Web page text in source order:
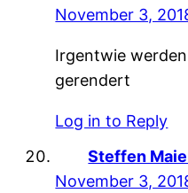
November 3,
Irgentwie
gerendert
Log in to Reply
Steffen
November 3,